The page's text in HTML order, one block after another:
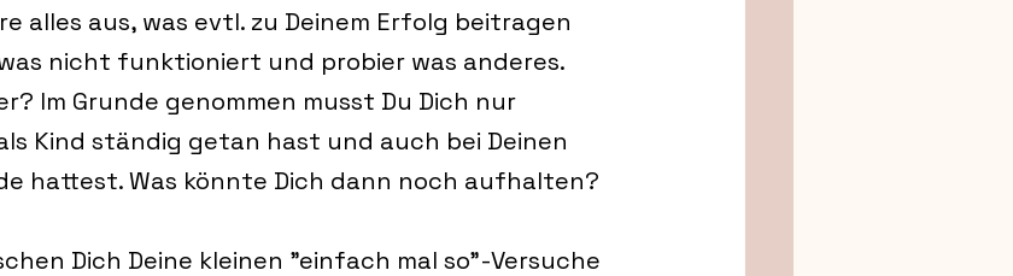
alles aus, was evtl. zu Deinem Erfolg beitragen
nicht funktioniert und probier was anderes.
Im Grunde genommen musst Du Dich nur
Kind ständig getan hast und auch bei Deinen
hattest. Was könnte Dich dann noch aufhalten?
Dich Deine kleinen "einfach mal so"-Versuche